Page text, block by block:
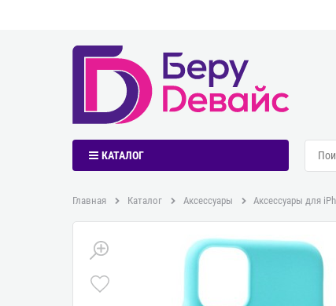
КАТАЛОГ
Главная Каталог Аксессуары Аксессуары для